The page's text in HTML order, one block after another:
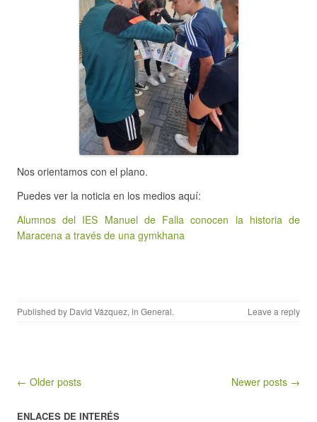
Nos orientamos con el plano.
Puedes ver la noticia en los medios aquí:
Alumnos del IES Manuel de Falla conocen la historia de
Maracena a través de una gymkhana
Published by David Vázquez, in General. Leave a reply
Post navigation
← Older posts Newer posts →
ENLACES DE INTERÉS